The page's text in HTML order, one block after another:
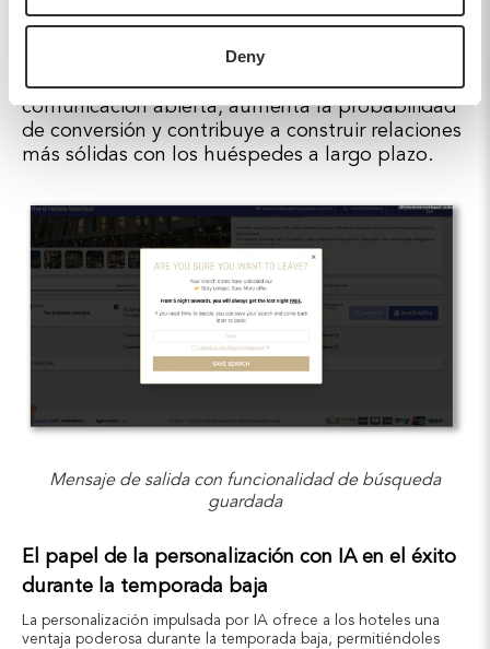
Deny
prolongada. Al incluirSaved Search, el hotel
ofrece flexibilidad a los usuarios que aún no
están listos para reservar, y además recoge
valiosos datos propios. Esto mantiene la
comunicación abierta, aumenta la probabilidad
de conversión y contribuye a construir relaciones
más sólidas con los huéspedes a largo plazo.
Mensaje de salida con funcionalidad de búsqueda
guardada
El papel de la personalización con IA en el éxito
durante la temporada baja
La personalización impulsada por IA ofrece a los hoteles una
ventaja poderosa durante la temporada baja, permitiéndoles